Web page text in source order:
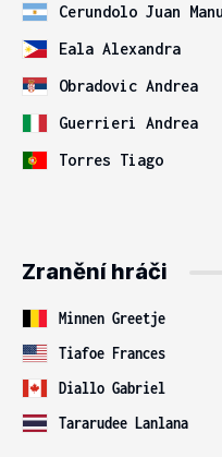
Cerundolo Juan
Eala Alexandra
Obradovic Andrea
Guerrieri Andrea
Torres Tiago
Zranění hráči
Minnen Greetje
Tiafoe Frances
Diallo Gabriel
Tararudee Lanlana